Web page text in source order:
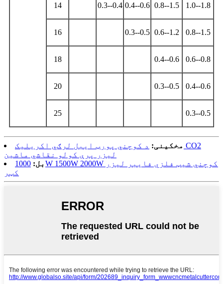
14 0.3--0.4 0.4--0.6 0.8--1.5 1.0--1.8
16 0.3--0.5 0.6--1.2 0.8--1.5
18 0.4--0.6 0.6--0.8
20 0.3--0.5 0.4--0.6
25 0.3--0.5
مخکینی: د کوچني پورټ ایبل لرګي اکریلیک CO2
لیزر پرې کولو نقاشي ماشین
بل: 1000W 1500W 2000W کوچني شیټ فلزي فایبر لیزر
کټر